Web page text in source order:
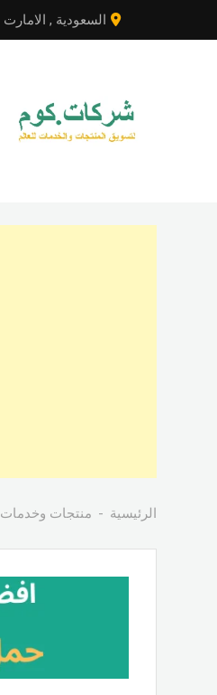
إلى
السعودية , الامارت
الرئيسية منتجات وخدمات